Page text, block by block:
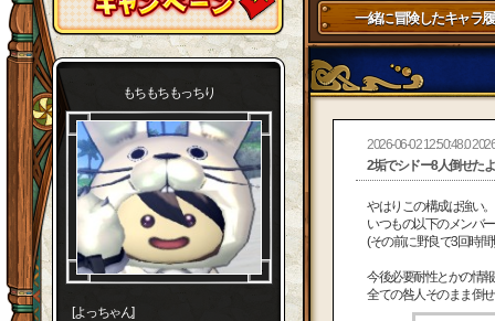
もちもちもっちり
[よっちゃん]
一緒に冒険したキャラ
2026-06-02 12:50:48.0
2垢でシドー8人倒せた
やはりこの構成は強い
いつもの以下のメンバ
(その前に野良で3回時間
今後必要耐性とかの情
全ての咎人そのまま倒